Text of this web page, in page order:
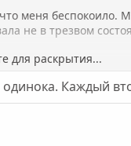
меня
не в трезвом
Позже
употребления,
для раскрытия...
Каждый